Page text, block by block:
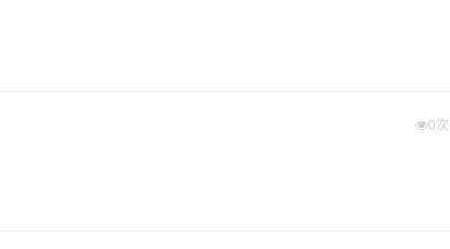
0次